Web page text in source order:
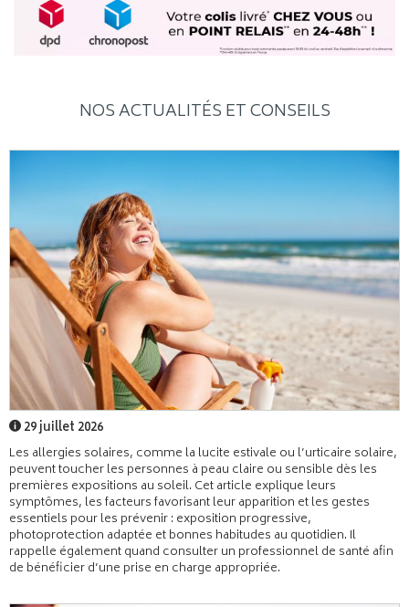
NOS ACTUALITÉS ET CONSEILS
29 juillet 2026
Les allergies solaires, comme la lucite estivale ou l’urticaire solaire,
peuvent toucher les personnes à peau claire ou sensible dès les
premières expositions au soleil. Cet article explique leurs
symptômes, les facteurs favorisant leur apparition et les gestes
essentiels pour les prévenir : exposition progressive,
photoprotection adaptée et bonnes habitudes au quotidien. Il
rappelle également quand consulter un professionnel de santé afin
de bénéficier d’une prise en charge appropriée.